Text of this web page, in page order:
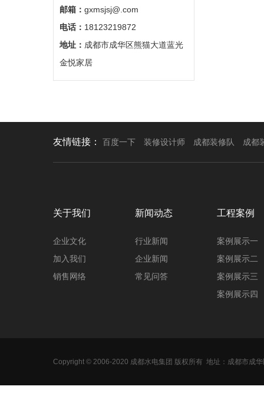
邮箱： gxmsjsj@.com
电话： 18123219872
地址： 成都市成华区熊猫大道蓝光
金悦家居
友情链接： 百度一下 装修设计师 成都装修队 成都
关于我们
企业文化
加入我们
销售网络
新闻动态
行业新闻
企业新闻
常见问答
工程案例
案例展示一
案例展示二
案例展示三
案例展示四
Copyright © 2006-2020 成都水电集团 版权所有 地址：成都市成